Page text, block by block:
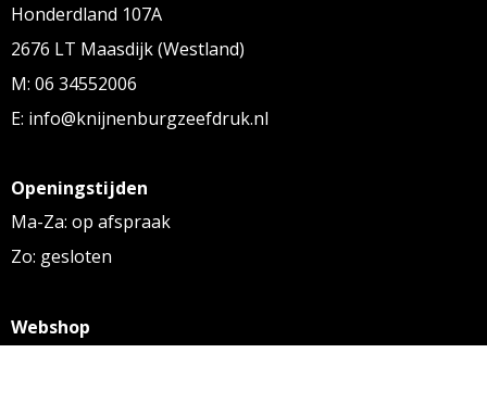
Honderdland 107A
2676 LT Maasdijk (Westland)
M: 06 34552006
E: info@knijnenburgzeefdruk.nl
Openingstijden
Ma-Za: op afspraak
Zo: gesloten
Webshop